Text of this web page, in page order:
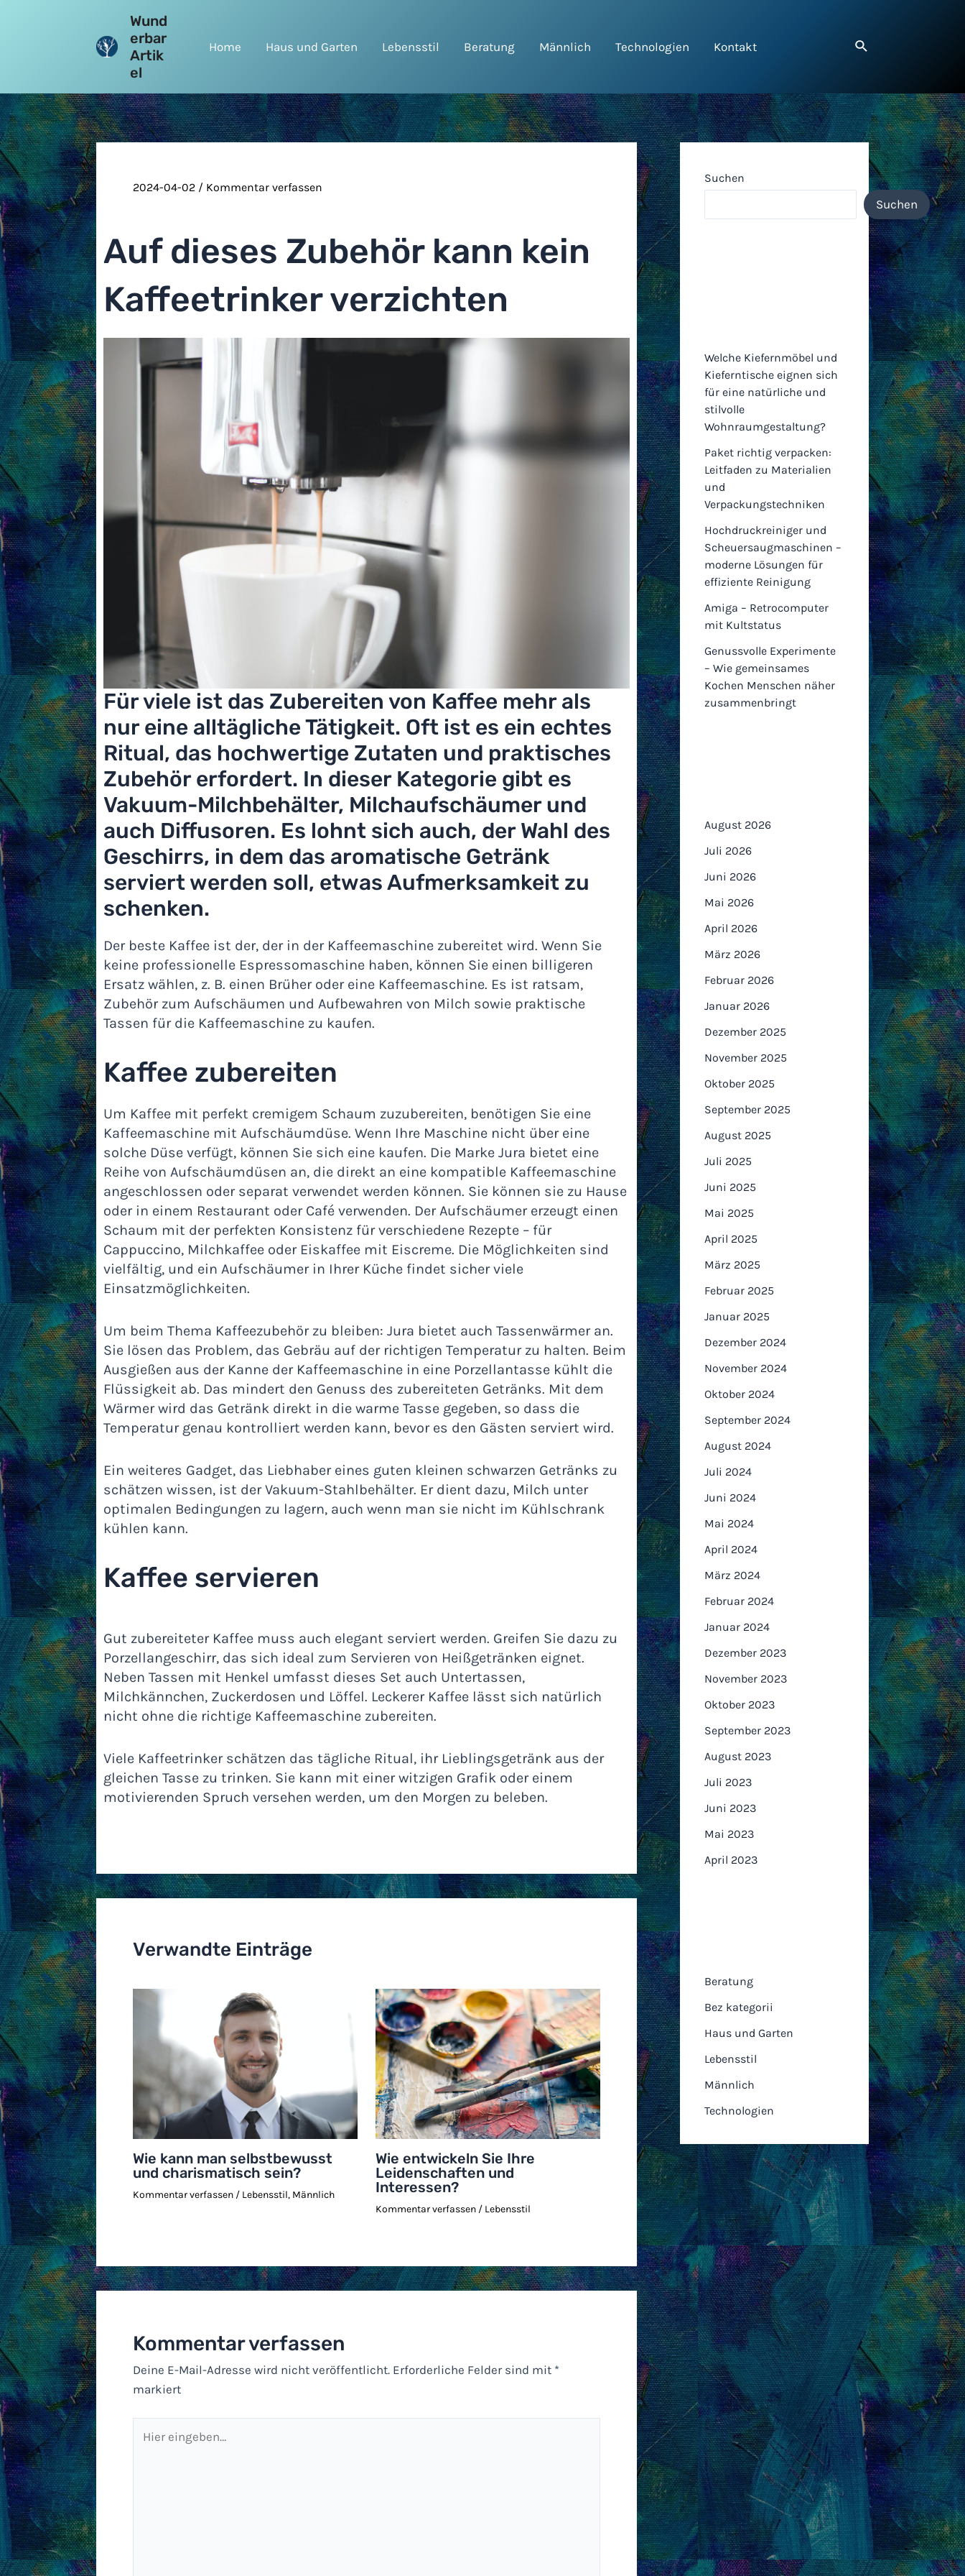
Wund
erbar
Artik
el
Home Haus und Garten Lebensstil Beratung Männlich Technologien Kontakt
2024-04-02 / Kommentar verfassen
Auf dieses Zubehör kann kein
Kaffeetrinker verzichten
Für viele ist das Zubereiten von Kaffee mehr als
nur eine alltägliche Tätigkeit. Oft ist es ein echtes
Ritual, das hochwertige Zutaten und praktisches
Zubehör erfordert. In dieser Kategorie gibt es
Vakuum-Milchbehälter, Milchaufschäumer und
auch Diffusoren. Es lohnt sich auch, der Wahl des
Geschirrs, in dem das aromatische Getränk
serviert werden soll, etwas Aufmerksamkeit zu
schenken.
Der beste Kaffee ist der, der in der Kaffeemaschine zubereitet wird. Wenn Sie
keine professionelle Espressomaschine haben, können Sie einen billigeren
Ersatz wählen, z. B. einen Brüher oder eine Kaffeemaschine. Es ist ratsam,
Zubehör zum Aufschäumen und Aufbewahren von Milch sowie praktische
Tassen für die Kaffeemaschine zu kaufen.
Kaffee zubereiten
Um Kaffee mit perfekt cremigem Schaum zuzubereiten, benötigen Sie eine
Kaffeemaschine mit Aufschäumdüse. Wenn Ihre Maschine nicht über eine
solche Düse verfügt, können Sie sich eine kaufen. Die Marke Jura bietet eine
Reihe von Aufschäumdüsen an, die direkt an eine kompatible Kaffeemaschine
angeschlossen oder separat verwendet werden können. Sie können sie zu Hause
oder in einem Restaurant oder Café verwenden. Der Aufschäumer erzeugt einen
Schaum mit der perfekten Konsistenz für verschiedene Rezepte – für
Cappuccino, Milchkaffee oder Eiskaffee mit Eiscreme. Die Möglichkeiten sind
vielfältig, und ein Aufschäumer in Ihrer Küche findet sicher viele
Einsatzmöglichkeiten.
Um beim Thema Kaffeezubehör zu bleiben: Jura bietet auch Tassenwärmer an.
Sie lösen das Problem, das Gebräu auf der richtigen Temperatur zu halten. Beim
Ausgießen aus der Kanne der Kaffeemaschine in eine Porzellantasse kühlt die
Flüssigkeit ab. Das mindert den Genuss des zubereiteten Getränks. Mit dem
Wärmer wird das Getränk direkt in die warme Tasse gegeben, so dass die
Temperatur genau kontrolliert werden kann, bevor es den Gästen serviert wird.
Ein weiteres Gadget, das Liebhaber eines guten kleinen schwarzen Getränks zu
schätzen wissen, ist der Vakuum-Stahlbehälter. Er dient dazu, Milch unter
optimalen Bedingungen zu lagern, auch wenn man sie nicht im Kühlschrank
kühlen kann.
Kaffee servieren
Gut zubereiteter Kaffee muss auch elegant serviert werden. Greifen Sie dazu zu
Porzellangeschirr, das sich ideal zum Servieren von Heißgetränken eignet.
Neben Tassen mit Henkel umfasst dieses Set auch Untertassen,
Milchkännchen, Zuckerdosen und Löffel. Leckerer Kaffee lässt sich natürlich
nicht ohne die richtige Kaffeemaschine zubereiten.
Viele Kaffeetrinker schätzen das tägliche Ritual, ihr Lieblingsgetränk aus der
gleichen Tasse zu trinken. Sie kann mit einer witzigen Grafik oder einem
motivierenden Spruch versehen werden, um den Morgen zu beleben.
Verwandte Einträge
Wie kann man selbstbewusst
und charismatisch sein?
Kommentar verfassen / Lebensstil, Männlich
Wie entwickeln Sie Ihre
Leidenschaften und
Interessen?
Kommentar verfassen / Lebensstil
Kommentar verfassen
Deine E-Mail-Adresse wird nicht veröffentlicht. Erforderliche Felder sind mit *
markiert
eingeben…
Suchen
Suchen
Welche Kiefernmöbel und
Kieferntische eignen sich
für eine natürliche und
stilvolle
Wohnraumgestaltung?
Paket richtig verpacken:
Leitfaden zu Materialien
und
Verpackungstechniken
Hochdruckreiniger und
Scheuersaugmaschinen –
moderne Lösungen für
effiziente Reinigung
Amiga – Retrocomputer
mit Kultstatus
Genussvolle Experimente
– Wie gemeinsames
Kochen Menschen näher
zusammenbringt
August 2026
Juli 2026
Juni 2026
Mai 2026
April 2026
März 2026
Februar 2026
Januar 2026
Dezember 2025
November 2025
Oktober 2025
September 2025
August 2025
Juli 2025
Juni 2025
Mai 2025
April 2025
März 2025
Februar 2025
Januar 2025
Dezember 2024
November 2024
Oktober 2024
September 2024
August 2024
Juli 2024
Juni 2024
Mai 2024
April 2024
März 2024
Februar 2024
Januar 2024
Dezember 2023
November 2023
Oktober 2023
September 2023
August 2023
Juli 2023
Juni 2023
Mai 2023
April 2023
Beratung
Bez kategorii
Haus und Garten
Lebensstil
Männlich
Technologien